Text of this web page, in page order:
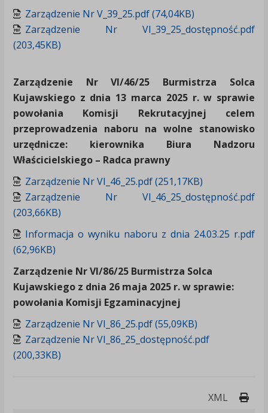
Zarządzenie Nr V_39_25.pdf (74,04KB)
Zarządzenie Nr VI_39_25_dostępność.pdf
(203,45KB)
Zarządzenie Nr VI/46/25 Burmistrza Solca
Kujawskiego z dnia 13 marca 2025 r. w sprawie
powołania Komisji Rekrutacyjnej celem
przeprowadzenia naboru na wolne stanowisko
urzędnicze: kierownika Biura Nadzoru
Właścicielskiego – Radca prawny
Zarządzenie Nr VI_46_25.pdf (251,17KB)
Zarządzenie Nr VI_46_25_dostępność.pdf
(203,66KB)
Informacja o wyniku naboru z dnia 24.03.25 r.pdf
(62,96KB)
Zarządzenie Nr VI/86/25 Burmistrza Solca
Kujawskiego z dnia 26 maja 2025 r. w sprawie:
powołania Komisji Egzaminacyjnej
Zarządzenie Nr VI_86_25.pdf (55,09KB)
Zarządzenie Nr VI_86_25_dostępność.pdf
(200,33KB)
XML